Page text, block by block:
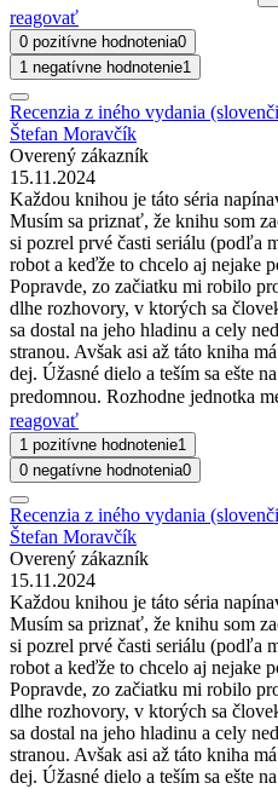
reagovať
0 pozitívne hodnotenia0
1 negatívne hodnotenie1
Recenzia z iného vydania
Štefan Moravčík
Overený zákazník
15.11.2024
Každou knihou je táto séria
Musím sa priznať, že knihu som
si pozrel prvé časti seriálu (podľa
robot a keďže to chcelo aj nejake
Popravde, zo začiatku mi robilo
dlhe rozhovory, v ktorých sa
sa dostal na jeho hladinu a cely
stranou. Avšak asi až táto kniha
dej. Úžasné dielo a teším sa ešte
predomnou. Rozhodne jednotka
reagovať
1 pozitívne hodnotenie1
0 negatívne hodnotenia0
Recenzia z iného vydania
Štefan Moravčík
Overený zákazník
15.11.2024
Každou knihou je táto séria
Musím sa priznať, že knihu som
si pozrel prvé časti seriálu (podľa
robot a keďže to chcelo aj nejake
Popravde, zo začiatku mi robilo
dlhe rozhovory, v ktorých sa
sa dostal na jeho hladinu a cely
stranou. Avšak asi až táto kniha
dej. Úžasné dielo a teším sa ešte